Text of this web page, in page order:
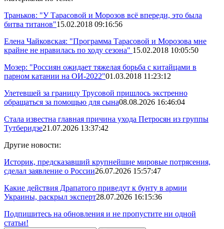
Траньков: "У Тарасовой и Морозов всё впереди, это была
битва титанов"15.02.2018 09:16:56
Елена Чайковская: "Программа Тарасовой и Морозова мне
крайне не нравилась по ходу сезона" 15.02.2018 10:05:50
Мозер: "Россиян ожидает тяжелая борьба с китайцами в
парном катании на ОИ-2022"01.03.2018 11:23:12
Улетевшей за границу Трусовой пришлось экстренно
обращаться за помощью для сына08.08.2026 16:46:04
Стала известна главная причина ухода Петросян из группы
Тутберидзе21.07.2026 13:37:42
Другие новости:
Историк, предсказавший крупнейшие мировые потрясения,
сделал заявление о России26.07.2026 15:57:47
Какие действия Драпатого приведут к бунту в армии
Украины, раскрыл эксперт28.07.2026 16:15:36
Подпишитесь на обновления и не пропустите ни одной
статьи!